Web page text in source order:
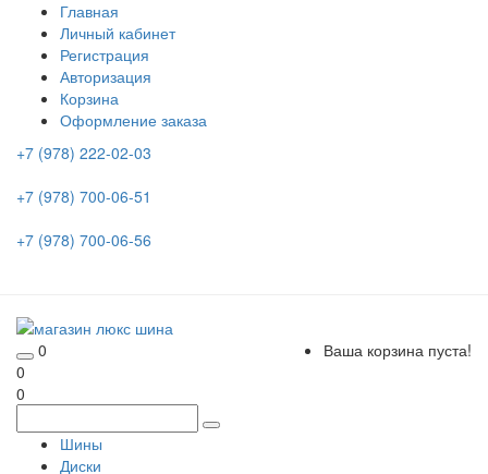
Главная
Личный кабинет
Регистрация
Авторизация
Корзина
Оформление заказа
+7 (978) 222-02-03
+7 (978) 700-06-51
+7 (978) 700-06-56
0
Ваша корзина пуста!
0
0
Шины
Диски